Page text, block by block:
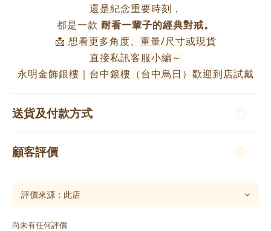
還是紀念重要時刻，
都是一款 耐看一輩子的經典對戒。
📩 想看更多角度、重量/尺寸或現貨
直接私訊客服小編～
永明金飾銀樓｜台中銀樓（台中烏日）歡迎到店試戴
送貨及付款方式
顧客評價
尚未有任何評價